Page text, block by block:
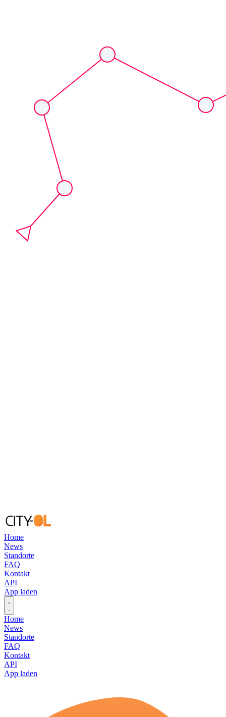
Home
News
Standorte
FAQ
Kontakt
API
App laden
Open main menu
Home
News
Standorte
FAQ
Kontakt
API
App laden